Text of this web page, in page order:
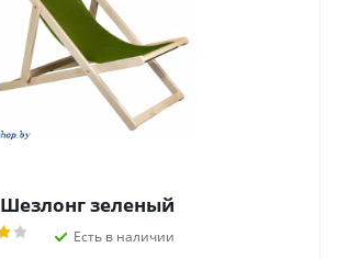
Шезлонг зеленый
Есть в наличии